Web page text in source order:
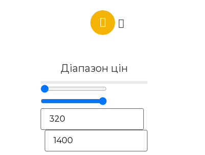
Діапазон цін